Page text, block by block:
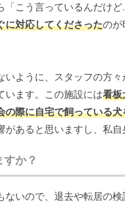
こう言っているんだけ
に対応してくださったのが
いように、スタッフの方
います。この施設には看板
の際に自宅で飼っている
があると思いますし、私
々なプログラムを用意
もあるそうで、日々の
すか？
いので、退去や転居の